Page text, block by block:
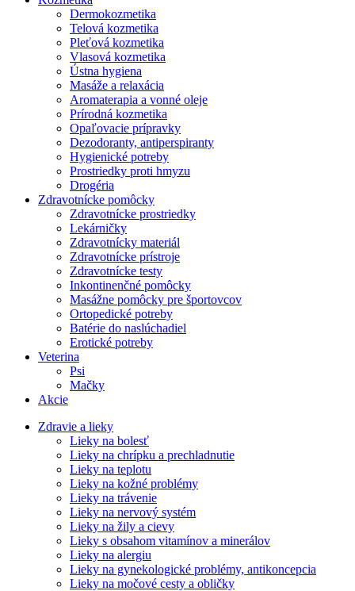
Dermokozmetika
Telová kozmetika
Pleťová kozmetika
Vlasová kozmetika
Ústna hygiena
Masáže a relaxácia
Aromaterapia a vonné oleje
Prírodná kozmetika
Opaľovacie prípravky
Dezodoranty, antiperspiranty
Hygienické potreby
Prostriedky proti hmyzu
Drogéria
Zdravotnícke pomôcky
Zdravotnícke prostriedky
Lekárničky
Zdravotnícky materiál
Zdravotnícke prístroje
Zdravotnícke testy
Inkontinenčné pomôcky
Masážne pomôcky pre športovcov
Ortopedické potreby
Batérie do naslúchadiel
Erotické potreby
Veterina
Psi
Mačky
Akcie
Zdravie a lieky
Lieky na bolesť
Lieky na chrípku a prechladnutie
Lieky na teplotu
Lieky na kožné problémy
Lieky na trávenie
Lieky na nervový systém
Lieky na žily a cievy
Lieky s obsahom vitamínov a minerálov
Lieky na alergiu
Lieky na gynekologické problémy, antikoncepcia
Lieky na močové cesty a obličky